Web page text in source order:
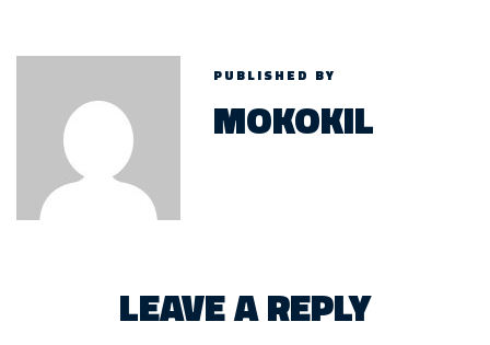
PUBLISHED BY
MOKOKIL
LEAVE A REPLY